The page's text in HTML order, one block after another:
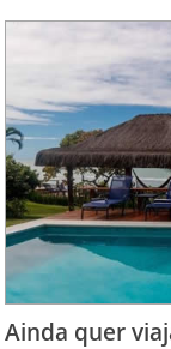
Ainda quer